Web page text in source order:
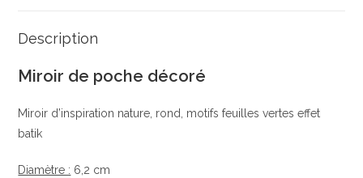
Description
Miroir de poche décoré
Miroir d’inspiration nature, rond, motifs feuilles vertes effet
batik
Diamètre : 6,2 cm